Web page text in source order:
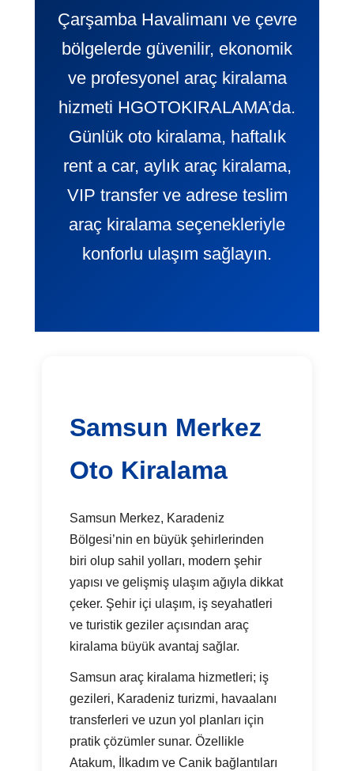
Çarşamba Havalimanı ve çevre
bölgelerde güvenilir, ekonomik
ve profesyonel araç kiralama
hizmeti HGOTOKIRALAMA’da.
Günlük oto kiralama, haftalık
rent a car, aylık araç kiralama,
VIP transfer ve adrese teslim
araç kiralama seçenekleriyle
konforlu ulaşım sağlayın.
Samsun Merkez
Oto Kiralama
Samsun Merkez, Karadeniz
Bölgesi’nin en büyük şehirlerinden
biri olup sahil yolları, modern şehir
yapısı ve gelişmiş ulaşım ağıyla dikkat
çeker. Şehir içi ulaşım, iş seyahatleri
ve turistik geziler açısından araç
kiralama büyük avantaj sağlar.
Samsun araç kiralama hizmetleri; iş
gezileri, Karadeniz turizmi, havaalanı
transferleri ve uzun yol planları için
pratik çözümler sunar. Özellikle
Atakum, İlkadım ve Canik bağlantıları